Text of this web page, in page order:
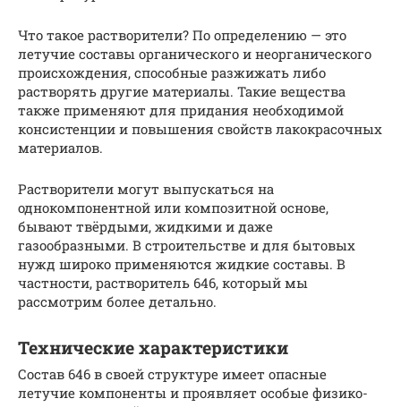
Что такое растворители? По определению — это
летучие составы органического и неорганического
происхождения, способные разжижать либо
растворять другие материалы. Такие вещества
также применяют для придания необходимой
консистенции и повышения свойств лакокрасочных
материалов.
Растворители могут выпускаться на
однокомпонентной или композитной основе,
бывают твёрдыми, жидкими и даже
газообразными. В строительстве и для бытовых
нужд широко применяются жидкие составы. В
частности, растворитель 646, который мы
рассмотрим более детально.
Технические характеристики
Состав 646 в своей структуре имеет опасные
летучие компоненты и проявляет особые физико-